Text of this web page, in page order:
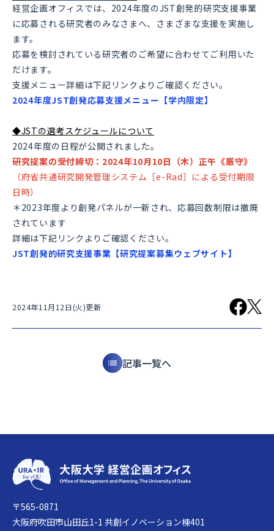
経営企画オフィスでは、2024年度のJST創発的研究支援事業
に応募される研究者のみなさまへ、さまざまな支援を実施し
ます。
応募を検討されている研究者のご希望に合わせてご利用いた
だけます。
支援メニュー詳細は下記リンクよりご確認ください。
2024年度JST創発応募支援メニュー【学内限定】
◆JSTの選考スケジュールについて
2024年度の日程が公開されました。
研究提案の受付締切： 2024年10月10日（木）正午《厳守》
（府省共通研究開発管理システム［e-Rad］による受付期限
日時）
＊ 2023年度より創発パネルが一新され、応募回数制限は撤廃
されています
詳細は下記リンクよりご確認ください。
JST創発的研究支援事業【研究提案募集ウェブサイト】
2024年11月12日(火)更新
記事一覧へ
〒565-0871
大阪府吹田市山田丘1-1 共創イノベーション棟401